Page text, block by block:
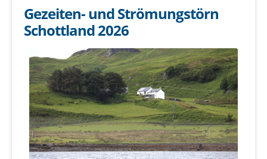
Gezeiten- und Strömungstörn
Schottland 2026